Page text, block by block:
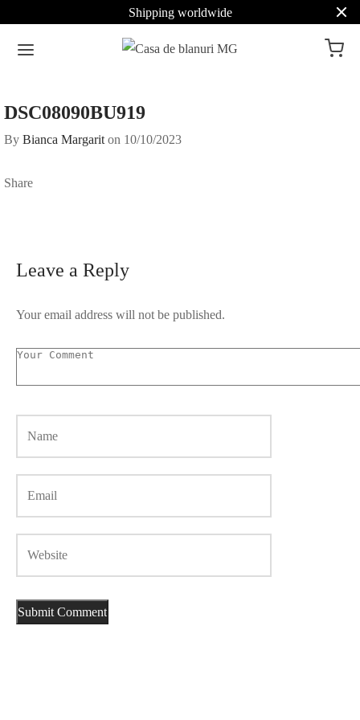
Shipping worldwide
DSC08090BU919
By Bianca Margarit on 10/10/2023
Share
Leave a Reply
Your email address will not be published.